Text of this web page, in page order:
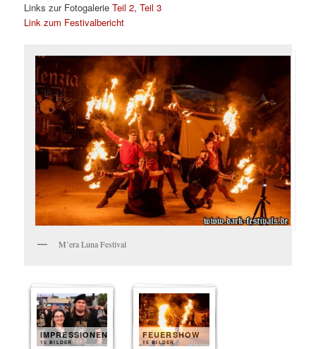
Links zur FotogalerieTeil 2,Teil 3
Link zum Festivalbericht
M’era Luna Festival
IMPRESSIONEN
15 BILDER
FEUERSHOW
15 BILDER